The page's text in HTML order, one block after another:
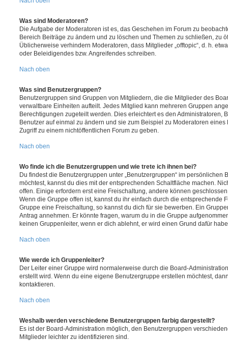
Was sind Moderatoren?
Die Aufgabe der Moderatoren ist es, das Geschehen im Forum zu
Bereich Beiträge zu ändern und zu löschen und Themen zu schließen, zu
Üblicherweise verhindern Moderatoren, dass Mitglieder „offtopic“, d. h.
oder Beleidigendes bzw. Angreifendes schreiben.
Nach oben
Was sind Benutzergruppen?
Benutzergruppen sind Gruppen von Mitgliedern, die die Mitglieder des
verwaltbare Einheiten aufteilt. Jedes Mitglied kann mehreren Gruppen
Berechtigungen zugeteilt werden. Dies erleichtert es den Administratoren,
Benutzer auf einmal zu ändern und sie zum Beispiel zu Moderatoren
Zugriff zu einem nichtöffentlichen Forum zu geben.
Nach oben
Wo finde ich die Benutzergruppen und wie trete ich ihnen bei?
Du findest die Benutzergruppen unter „Benutzergruppen“ im persönlichen
möchtest, kannst du dies mit der entsprechenden Schaltfläche machen.
offen. Einige erfordern erst eine Freischaltung, andere können
Wenn die Gruppe offen ist, kannst du ihr einfach durch die entsprechende
Gruppe eine Freischaltung, so kannst du dich für sie bewerben. Ein
Antrag annehmen. Er könnte fragen, warum du in die Gruppe
keinen Gruppenleiter, wenn er dich ablehnt, er wird einen Grund dafür
Nach oben
Wie werde ich Gruppenleiter?
Der Leiter einer Gruppe wird normalerweise durch die Board-
erstellt wird. Wenn du eine eigene Benutzergruppe erstellen möchtest,
kontaktieren.
Nach oben
Weshalb werden verschiedene Benutzergruppen farbig dargestellt?
Es ist der Board-Administration möglich, den Benutzergruppen
Mitglieder leichter zu identifizieren sind.